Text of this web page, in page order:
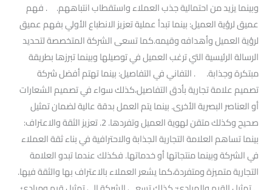
وبينما يزيد من احتمالية جذب العملاء واستقطاب انتباههم. . فهم
عميق لرؤية العميل: بينما تبدأ عملية تعزيز الانطباع الأولي بفهم عميق
لرؤية العميل وأهدافه وقيمه.كما تسعى الشركة المتخصصة لتحديد
الرسالة الرئيسية التي ترغب العميل في توصيلها وبينما تبرزها بطريقة
مبتكرة وجذابة. . التفاني في التفاصيل: بينما تهتم أفضل شركة
تصميم علامة تجارية بأدق التفاصيل،كذلك سواء في تصميم الشعارات
أو العناصر البصرية الأخرى. بينما يتم العمل بدقة عالية لضمان تمثيل
صحيح وكذلك متقن لهوية العميل وتفردها. 2. تعزيز الثقة والاعتراف:
بينما تساهم العلامة التجارية الجذابة والاحترافية في بناء ثقة العملاء
في الشركة وبينما منتجاتها أو خدماتها. فكذلك عندما تبدو العلامة
التجارية متميزة ومتفردة،كما يشعر العملاء بالاعتراف بها والثقة فيها.